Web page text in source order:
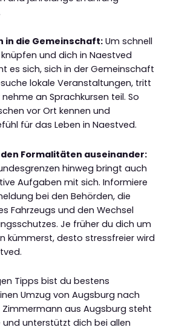
in die Gemeinschaft: Um schnell
und dich in Naestved
es sich, sich in der Gemeinschaft
lokale Veranstaltungen, tritt
an Sprachkursen teil. So
vor Ort kennen und
für das Leben in Naestved.
den Formalitäten auseinander:
hinweg bringt auch
Aufgaben mit sich. Informiere
bei den Behörden, die
Fahrzeugs und den Wechsel
Je früher du dich um
kümmerst, desto stressfreier wird
Tipps bist du bestens
Umzug von Augsburg nach
Zimmermann aus Augsburg steht
und unterstützt dich bei allen